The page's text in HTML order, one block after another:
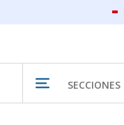
SECCIONES